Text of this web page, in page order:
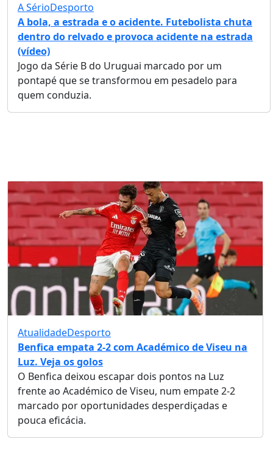
A SérioDesporto
A bola, a estrada e o acidente. Futebolista chuta
dentro do relvado e provoca acidente na estrada
(vídeo)
Jogo da Série B do Uruguai marcado por um
pontapé que se transformou em pesadelo para
quem conduzia.
AtualidadeDesporto
Benfica empata 2-2 com Académico de Viseu na
Luz. Veja os golos
O Benfica deixou escapar dois pontos na Luz
frente ao Académico de Viseu, num empate 2-2
marcado por oportunidades desperdiçadas e
pouca eficácia.